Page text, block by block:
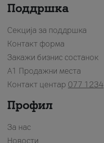
Поддршка
Секција за поддршка
Контакт форма
Закажи бизнис состанок
A1 Продажни места
Контакт центар 077 1234
Профил
За нас
Новости